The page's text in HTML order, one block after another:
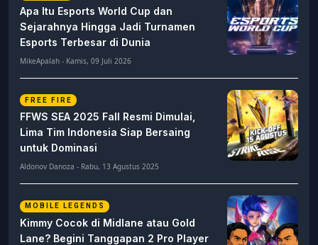
Apa Itu Esports World Cup dan
Sejarahnya Hingga Jadi Turnamen
Esports Terbesar di Dunia
MikeApalah - Kamis, 09 Juli 2026
FREE FIRE
FFWS SEA 2025 Fall Resmi Dimulai,
Lima Tim Indonesia Siap Bersaing
untuk Dominasi
Aldonov Danoza - Rabu, 13 Agustus 2025
MOBILE LEGENDS
Kimmy Cocok di Midlane atau Gold
Lane? Begini Tanggapan 2 Pro Player